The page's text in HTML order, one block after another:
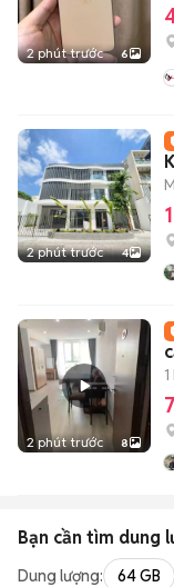
2 phút trước 6
2 phút trước 4
2 phút trước 8
Bạn cần tìm dung
Dung lượng: 64 GB